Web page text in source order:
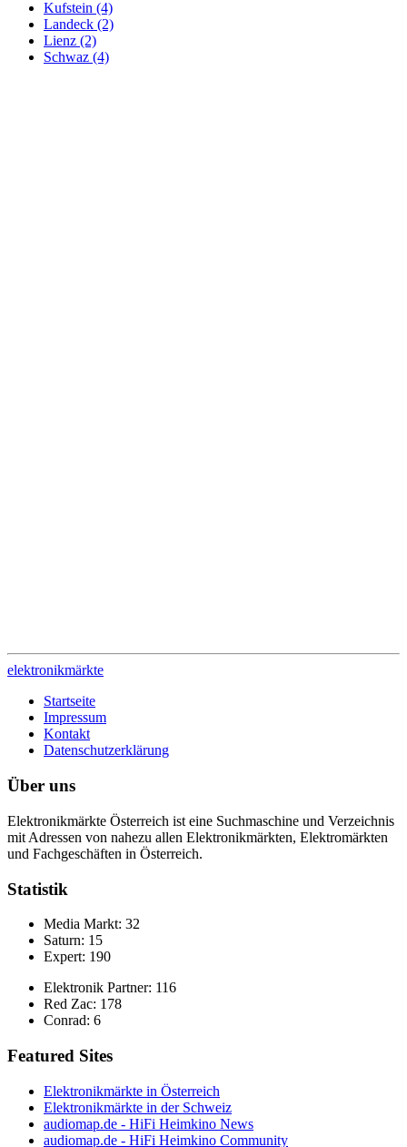
Kufstein (4)
Landeck (2)
Lienz (2)
Schwaz (4)
elektronikmärkte
Startseite
Impressum
Kontakt
Datenschutzerklärung
Über uns
Elektronikmärkte Österreich ist eine Suchmaschine und Verzeichnis
mit Adressen von nahezu allen Elektronikmärkten, Elektromärkten
und Fachgeschäften in Österreich.
Statistik
Media Markt: 32
Saturn: 15
Expert: 190
Elektronik Partner: 116
Red Zac: 178
Conrad: 6
Featured Sites
Elektronikmärkte in Österreich
Elektronikmärkte in der Schweiz
audiomap.de - HiFi Heimkino News
audiomap.de - HiFi Heimkino Community